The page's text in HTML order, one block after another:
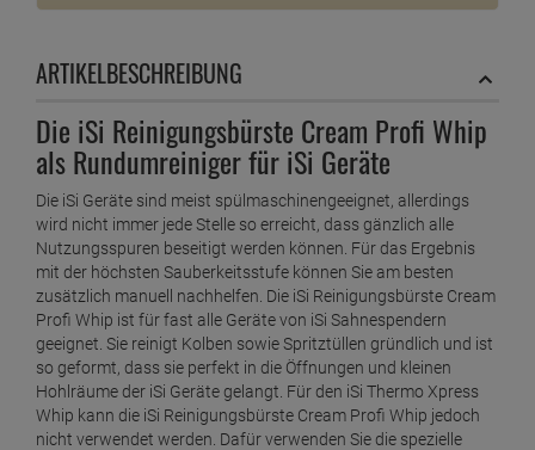
ARTIKELBESCHREIBUNG
Die iSi Reinigungsbürste Cream Profi Whip
als Rundumreiniger für iSi Geräte
Die iSi Geräte sind meist spülmaschinengeeignet, allerdings
wird nicht immer jede Stelle so erreicht, dass gänzlich alle
Nutzungsspuren beseitigt werden können. Für das Ergebnis
mit der höchsten Sauberkeitsstufe können Sie am besten
zusätzlich manuell nachhelfen. Die iSi Reinigungsbürste Cream
Profi Whip ist für fast alle Geräte von iSi Sahnespendern
geeignet. Sie reinigt Kolben sowie Spritztüllen gründlich und ist
so geformt, dass sie perfekt in die Öffnungen und kleinen
Hohlräume der iSi Geräte gelangt. Für den iSi Thermo Xpress
Whip kann die iSi Reinigungsbürste Cream Profi Whip jedoch
nicht verwendet werden. Dafür verwenden Sie die spezielle